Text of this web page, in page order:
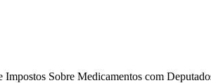
Impostos Sobre Medicamentos com